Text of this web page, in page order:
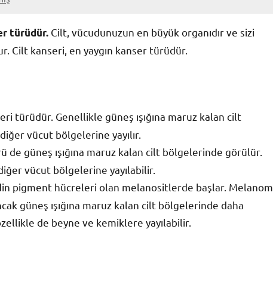
türüdür. Cilt, vücudunuzun en büyük organıdır ve sizi
Cilt kanseri, en yaygın kanser türüdür.
türüdür. Genellikle güneş ışığına maruz kalan cilt
vücut bölgelerine yayılır.
de güneş ışığına maruz kalan cilt bölgelerinde görülür.
vücut bölgelerine yayılabilir.
pigment hücreleri olan melanositlerde başlar. Melanom
güneş ışığına maruz kalan cilt bölgelerinde daha
de beyne ve kemiklere yayılabilir.